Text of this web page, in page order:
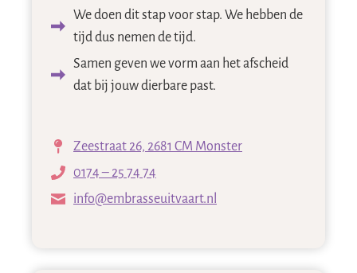
We doen dit stap voor stap. We hebben de
tijd dus nemen de tijd.
Samen geven we vorm aan het afscheid
dat bij jouw dierbare past.
Zeestraat 26, 2681 CM Monster
0174 – 25 74 74
info@embrasseuitvaart.nl